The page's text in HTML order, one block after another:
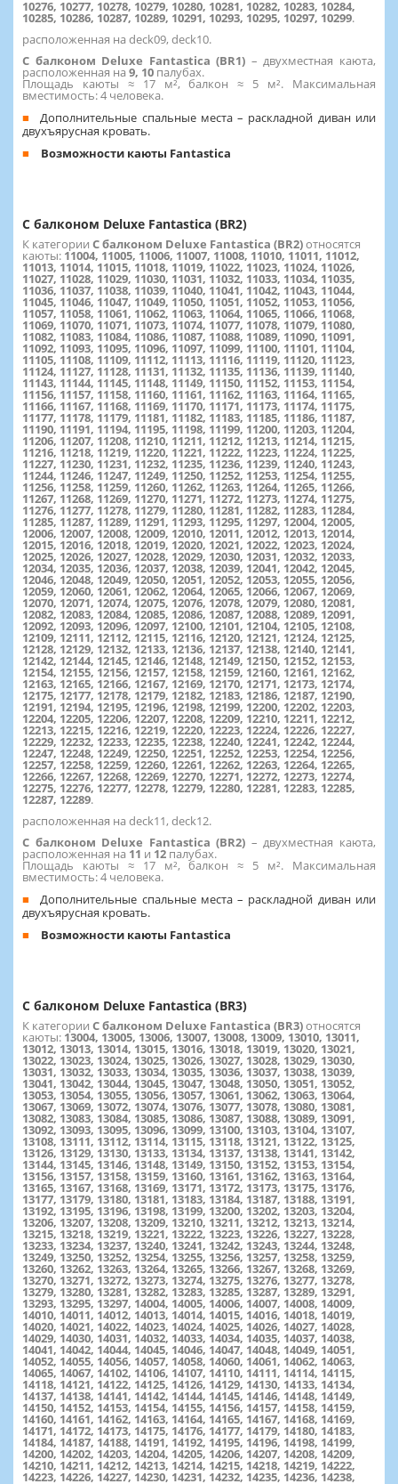
10276, 10277, 10278, 10279, 10280, 10281, 10282, 10283, 10284,
10285, 10286, 10287, 10289, 10291, 10293, 10295, 10297, 10299.
расположенная на deck09, deck10.
С балконом Deluxe Fantastica (BR1) – двухместная каюта,
расположенная на 9, 10 палубах.
Площадь каюты ≈ 17 м², балкон ≈ 5 м². Максимальная
вместимость: 4 человека.
Дополнительные спальные места – раскладной диван или
двухъярусная кровать.
Возможности каюты Fantastica
С балконом Deluxe Fantastica (BR2)
К категории С балконом Deluxe Fantastica (BR2)относятся
каюты: 11004, 11005, 11006, 11007, 11008, 11010, 11011, 11012,
11013, 11014, 11015, 11018, 11019, 11022, 11023, 11024, 11026,
11027, 11028, 11029, 11030, 11031, 11032, 11033, 11034, 11035,
11036, 11037, 11038, 11039, 11040, 11041, 11042, 11043, 11044,
11045, 11046, 11047, 11049, 11050, 11051, 11052, 11053, 11056,
11057, 11058, 11061, 11062, 11063, 11064, 11065, 11066, 11068,
11069, 11070, 11071, 11073, 11074, 11077, 11078, 11079, 11080,
11082, 11083, 11084, 11086, 11087, 11088, 11089, 11090, 11091,
11092, 11093, 11095, 11096, 11097, 11099, 11100, 11101, 11104,
11105, 11108, 11109, 11112, 11113, 11116, 11119, 11120, 11123,
11124, 11127, 11128, 11131, 11132, 11135, 11136, 11139, 11140,
11143, 11144, 11145, 11148, 11149, 11150, 11152, 11153, 11154,
11156, 11157, 11158, 11160, 11161, 11162, 11163, 11164, 11165,
11166, 11167, 11168, 11169, 11170, 11171, 11173, 11174, 11175,
11177, 11178, 11179, 11181, 11182, 11183, 11185, 11186, 11187,
11190, 11191, 11194, 11195, 11198, 11199, 11200, 11203, 11204,
11206, 11207, 11208, 11210, 11211, 11212, 11213, 11214, 11215,
11216, 11218, 11219, 11220, 11221, 11222, 11223, 11224, 11225,
11227, 11230, 11231, 11232, 11235, 11236, 11239, 11240, 11243,
11244, 11246, 11247, 11249, 11250, 11252, 11253, 11254, 11255,
11256, 11258, 11259, 11260, 11262, 11263, 11264, 11265, 11266,
11267, 11268, 11269, 11270, 11271, 11272, 11273, 11274, 11275,
11276, 11277, 11278, 11279, 11280, 11281, 11282, 11283, 11284,
11285, 11287, 11289, 11291, 11293, 11295, 11297, 12004, 12005,
12006, 12007, 12008, 12009, 12010, 12011, 12012, 12013, 12014,
12015, 12016, 12018, 12019, 12020, 12021, 12022, 12023, 12024,
12025, 12026, 12027, 12028, 12029, 12030, 12031, 12032, 12033,
12034, 12035, 12036, 12037, 12038, 12039, 12041, 12042, 12045,
12046, 12048, 12049, 12050, 12051, 12052, 12053, 12055, 12056,
12059, 12060, 12061, 12062, 12064, 12065, 12066, 12067, 12069,
12070, 12071, 12074, 12075, 12076, 12078, 12079, 12080, 12081,
12082, 12083, 12084, 12085, 12086, 12087, 12088, 12089, 12091,
12092, 12093, 12096, 12097, 12100, 12101, 12104, 12105, 12108,
12109, 12111, 12112, 12115, 12116, 12120, 12121, 12124, 12125,
12128, 12129, 12132, 12133, 12136, 12137, 12138, 12140, 12141,
12142, 12144, 12145, 12146, 12148, 12149, 12150, 12152, 12153,
12154, 12155, 12156, 12157, 12158, 12159, 12160, 12161, 12162,
12163, 12165, 12166, 12167, 12169, 12170, 12171, 12173, 12174,
12175, 12177, 12178, 12179, 12182, 12183, 12186, 12187, 12190,
12191, 12194, 12195, 12196, 12198, 12199, 12200, 12202, 12203,
12204, 12205, 12206, 12207, 12208, 12209, 12210, 12211, 12212,
12213, 12215, 12216, 12219, 12220, 12223, 12224, 12226, 12227,
12229, 12232, 12233, 12235, 12238, 12240, 12241, 12242, 12244,
12247, 12248, 12249, 12250, 12251, 12252, 12253, 12254, 12256,
12257, 12258, 12259, 12260, 12261, 12262, 12263, 12264, 12265,
12266, 12267, 12268, 12269, 12270, 12271, 12272, 12273, 12274,
12275, 12276, 12277, 12278, 12279, 12280, 12281, 12283, 12285,
12287, 12289.
расположенная на deck11, deck12.
С балконом Deluxe Fantastica (BR2) – двухместная каюта,
расположенная на 11 и 12 палубах.
Площадь каюты ≈ 17 м², балкон ≈ 5 м². Максимальная
вместимость: 4 человека.
Дополнительные спальные места – раскладной диван или
двухъярусная кровать.
Возможности каюты Fantastica
С балконом Deluxe Fantastica (BR3)
К категории С балконом Deluxe Fantastica (BR3)относятся
каюты: 13004, 13005, 13006, 13007, 13008, 13009, 13010, 13011,
13012, 13013, 13014, 13015, 13016, 13018, 13019, 13020, 13021,
13022, 13023, 13024, 13025, 13026, 13027, 13028, 13029, 13030,
13031, 13032, 13033, 13034, 13035, 13036, 13037, 13038, 13039,
13041, 13042, 13044, 13045, 13047, 13048, 13050, 13051, 13052,
13053, 13054, 13055, 13056, 13057, 13061, 13062, 13063, 13064,
13067, 13069, 13072, 13074, 13076, 13077, 13078, 13080, 13081,
13082, 13083, 13084, 13085, 13086, 13087, 13088, 13089, 13091,
13092, 13093, 13095, 13096, 13099, 13100, 13103, 13104, 13107,
13108, 13111, 13112, 13114, 13115, 13118, 13121, 13122, 13125,
13126, 13129, 13130, 13133, 13134, 13137, 13138, 13141, 13142,
13144, 13145, 13146, 13148, 13149, 13150, 13152, 13153, 13154,
13156, 13157, 13158, 13159, 13160, 13161, 13162, 13163, 13164,
13165, 13167, 13168, 13169, 13171, 13172, 13173, 13175, 13176,
13177, 13179, 13180, 13181, 13183, 13184, 13187, 13188, 13191,
13192, 13195, 13196, 13198, 13199, 13200, 13202, 13203, 13204,
13206, 13207, 13208, 13209, 13210, 13211, 13212, 13213, 13214,
13215, 13218, 13219, 13221, 13222, 13223, 13226, 13227, 13228,
13233, 13234, 13237, 13240, 13241, 13242, 13243, 13244, 13248,
13249, 13250, 13252, 13254, 13255, 13256, 13257, 13258, 13259,
13260, 13262, 13263, 13264, 13265, 13266, 13267, 13268, 13269,
13270, 13271, 13272, 13273, 13274, 13275, 13276, 13277, 13278,
13279, 13280, 13281, 13282, 13283, 13285, 13287, 13289, 13291,
13293, 13295, 13297, 14004, 14005, 14006, 14007, 14008, 14009,
14010, 14011, 14012, 14013, 14014, 14015, 14016, 14018, 14019,
14020, 14021, 14022, 14023, 14024, 14025, 14026, 14027, 14028,
14029, 14030, 14031, 14032, 14033, 14034, 14035, 14037, 14038,
14041, 14042, 14044, 14045, 14046, 14047, 14048, 14049, 14051,
14052, 14055, 14056, 14057, 14058, 14060, 14061, 14062, 14063,
14065, 14067, 14102, 14106, 14107, 14110, 14111, 14114, 14115,
14118, 14121, 14122, 14125, 14126, 14129, 14130, 14133, 14134,
14137, 14138, 14141, 14142, 14144, 14145, 14146, 14148, 14149,
14150, 14152, 14153, 14154, 14155, 14156, 14157, 14158, 14159,
14160, 14161, 14162, 14163, 14164, 14165, 14167, 14168, 14169,
14171, 14172, 14173, 14175, 14176, 14177, 14179, 14180, 14183,
14184, 14187, 14188, 14191, 14192, 14195, 14196, 14198, 14199,
14200, 14202, 14203, 14204, 14205, 14206, 14207, 14208, 14209,
14210, 14211, 14212, 14213, 14214, 14215, 14218, 14219, 14222,
14223, 14226, 14227, 14230, 14231, 14232, 14235, 14236, 14238,